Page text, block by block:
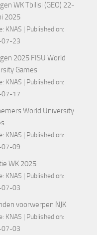
WK Tbilisi (GEO) 22-
2025
KNAS
Published on:
23
2025 FISU World
Games
KNAS
Published on:
17
World University
KNAS
Published on:
09
WK 2025
KNAS
Published on:
03
voorwerpen NJK
KNAS
Published on:
03